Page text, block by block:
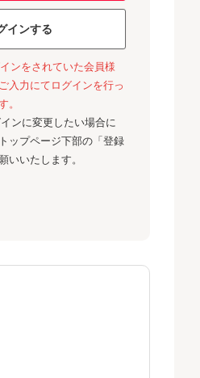
インする
ンをされていた会員様
入力にてログインを行っ
。
ンに変更したい場合に
ップページ下部の「登録
いいたします。